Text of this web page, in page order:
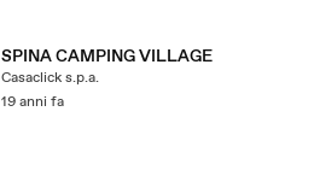
SPINA CAMPING VILLAGE
Casaclick s.p.a.
19 anni fa